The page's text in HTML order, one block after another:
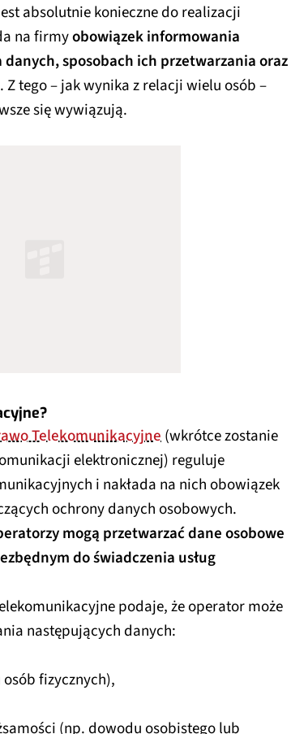
absolutnie konieczne do realizacji
na firmyobowiązek informowania
sposobach ich przetwarzania oraz
. Z tego – jak wynika z relacji wielu osób –
się wywiązują.
Telekomunikacyjne(wkrótce zostanie
elektronicznej) reguluje
i nakłada na nich obowiązek
ochrony danych osobowych.
mogą przetwarzać dane osobowe
do świadczenia usług
podaje, że operator może
następujących danych:
fizycznych),
(np. dowodu osobistego lub